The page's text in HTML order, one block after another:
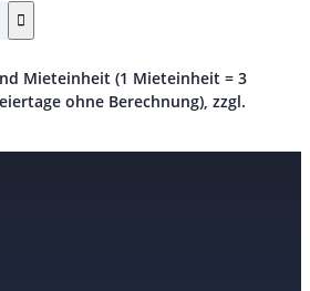
Mieteinheit (1 Mieteinheit = 3
ohne Berechnung), zzgl.